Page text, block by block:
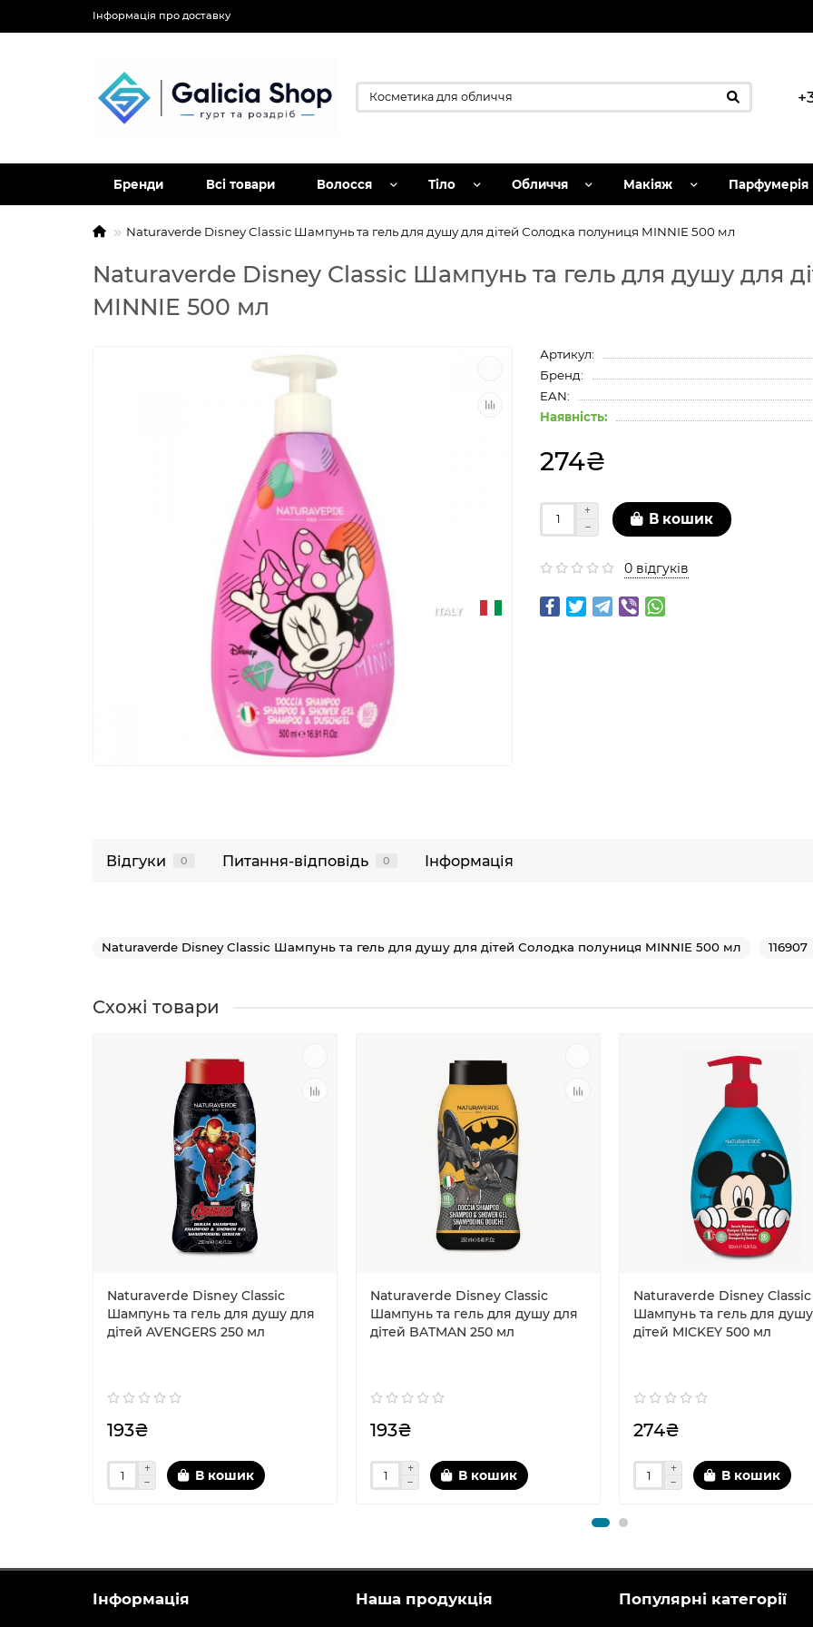
Інформація про доставку
Бренди Всі товари Волосся Тіло Обличчя Макіяж Парфумерія
Naturaverde Disney Classic Шампунь та гель для душу для дітей Солодка полуниця MINNIE 500 мл
Naturaverde Disney Classic Шампунь та гель для душу для
MINNIE 500 мл
ITALY
Артикул:
Бренд:
EAN:
Наявність:
274₴
В кошик
0 відгуків
Відгуки 0 Питання-відповідь 0 Інформація
Naturaverde Disney Classic Шампунь та гель для душу для дітей Солодка полуниця MINNIE 500 мл 116907
Схожі товари
Naturaverde Disney Classic
Шампунь та гель для душу для
дітей AVENGERS 250 мл
193₴
В кошик
Naturaverde Disney Classic
Шампунь та гель для душу для
дітей BATMAN 250 мл
193₴
В кошик
Naturaverde Disney Classic
Шампунь та гель для
дітей MICKEY 500 мл
274₴
В кошик
Інформація Наша продукція Популярні категорії